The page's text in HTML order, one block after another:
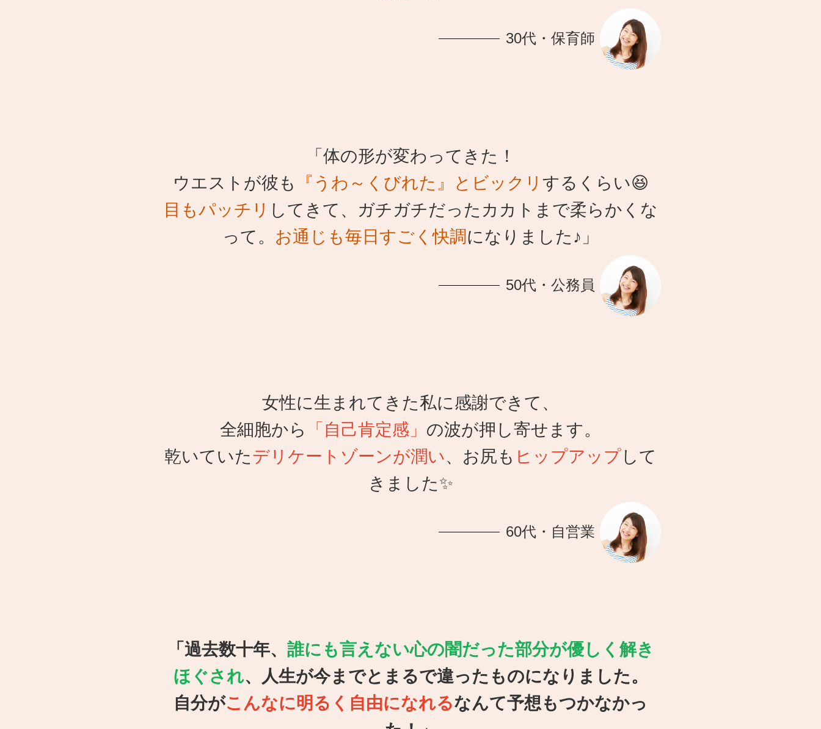
30代・保育師
「体の形が変わってきた！
ウエストが彼も
『うわ～くびれた』とビックリ するくらい😆
目もパッチリ してきて、ガチガチだったカカトまで柔らかくな
って。 お通じも毎日すごく快調になりました♪」
50代・公務員
女性に生まれてきた私に感謝できて、
全細胞から
「自己肯定感」 の波が押し寄せます。
乾いていたデリケートゾーンが潤い、お尻も ヒップアップして
きました✨
60代・自営業
「過去数十年、 誰にも言えない心の闇だった部分が優しく解き
ほぐされ、人生が今までとまるで違ったものになりました。
自分がこんなに明るく自由になれるなんて予想もつかなかっ